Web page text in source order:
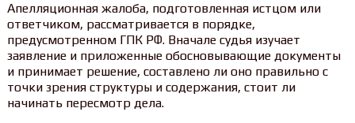
Апелляционная жалоба, подготовленная истцом или
ответчиком, рассматривается в порядке,
предусмотренном ГПК РФ. Вначале судья изучает
заявление и приложенные обосновывающие документы
и принимает решение, составлено ли оно правильно с
точки зрения структуры и содержания, стоит ли
начинать пересмотр дела.